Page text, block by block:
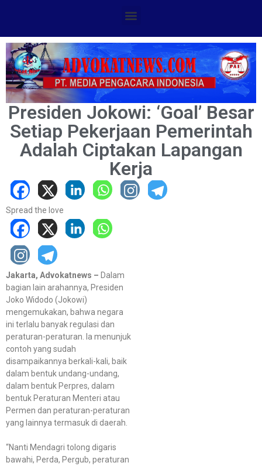
Presiden Jokowi: ‘Goal’ Besar
Setiap Pekerjaan Pemerintah
Adalah Ciptakan Lapangan
Kerja
Spread the love
Jakarta, Advokatnews – Dalam
bagian lain arahannya, Presiden
Joko Widodo (Jokowi)
mengemukakan, bahwa negara
ini terlalu banyak regulasi dan
peraturan-peraturan. Ia menunjuk
contoh yang sudah
disampaikannya berkali-kali, baik
dalam bentuk undang-undang,
dalam bentuk Perpres, dalam
bentuk Peraturan Menteri atau
Permen dan peraturan-peraturan
yang lainnya termasuk di daerah.
“Nanti Mendagri tolong digaris
bawahi, Perda, Pergub, peraturan